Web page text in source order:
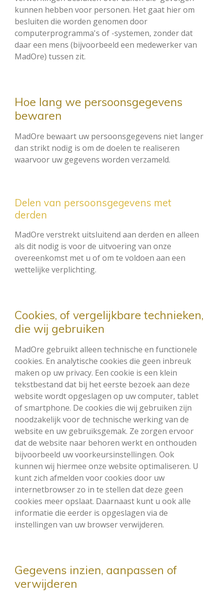
kunnen hebben voor personen. Het gaat hier om
besluiten die worden genomen door
computerprogramma's of -systemen, zonder dat
daar een mens (bijvoorbeeld een medewerker van
MadOre) tussen zit.
Hoe lang we persoonsgegevens
bewaren
MadOre bewaart uw persoonsgegevens niet langer
dan strikt nodig is om de doelen te realiseren
waarvoor uw gegevens worden verzameld.
Delen van persoonsgegevens met
derden
MadOre verstrekt uitsluitend aan derden en alleen
als dit nodig is voor de uitvoering van onze
overeenkomst met u of om te voldoen aan een
wettelijke verplichting.
Cookies, of vergelijkbare technieken,
die wij gebruiken
MadOre gebruikt alleen technische en functionele
cookies. En analytische cookies die geen inbreuk
maken op uw privacy. Een cookie is een klein
tekstbestand dat bij het eerste bezoek aan deze
website wordt opgeslagen op uw computer, tablet
of smartphone. De cookies die wij gebruiken zijn
noodzakelijk voor de technische werking van de
website en uw gebruiksgemak. Ze zorgen ervoor
dat de website naar behoren werkt en onthouden
bijvoorbeeld uw voorkeursinstellingen. Ook
kunnen wij hiermee onze website optimaliseren. U
kunt zich afmelden voor cookies door uw
internetbrowser zo in te stellen dat deze geen
cookies meer opslaat. Daarnaast kunt u ook alle
informatie die eerder is opgeslagen via de
instellingen van uw browser verwijderen.
Gegevens inzien, aanpassen of
verwijderen